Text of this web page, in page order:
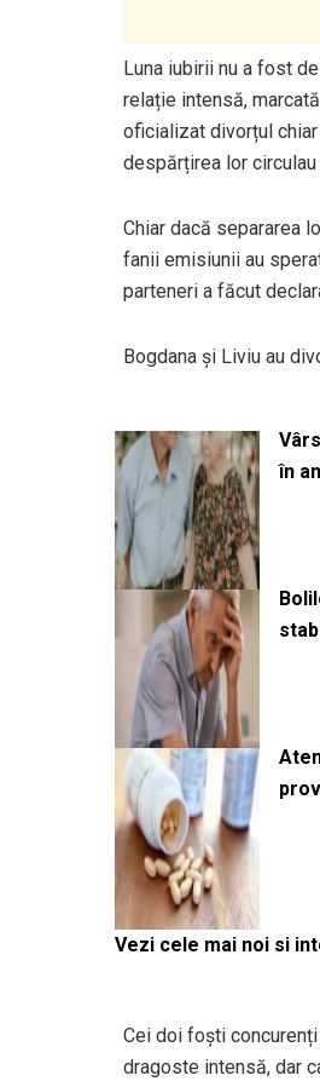
Luna iubirii nu a fost
relație intensă,
oficializat divorțul
despărțirea lor
Chiar dacă separarea
fanii emisiunii au
parteneri a făcut
Bogdana și Liviu au
în
Vezi cele mai noi si
Cei doi foști
dragoste intensă, dar